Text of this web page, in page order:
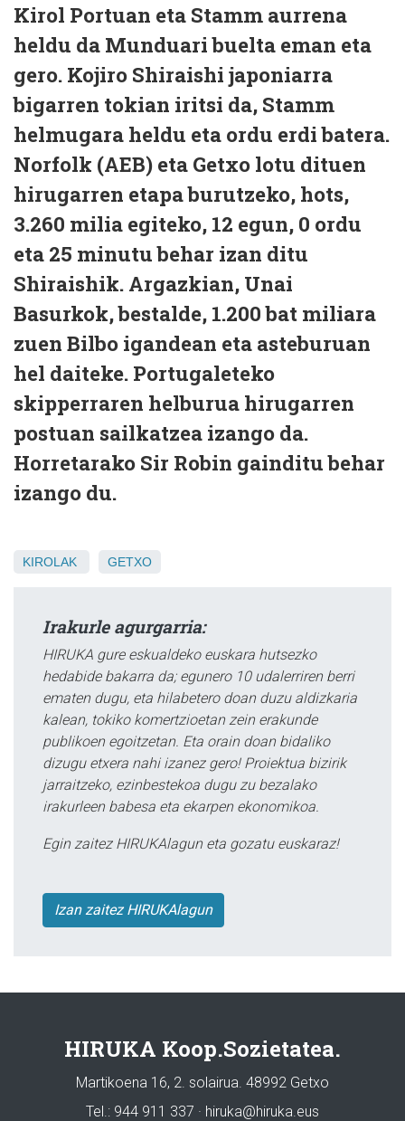
Kirol Portuan eta Stamm aurrena
heldu da Munduari buelta eman eta
gero. Kojiro Shiraishi japoniarra
bigarren tokian iritsi da, Stamm
helmugara heldu eta ordu erdi batera.
Norfolk (AEB) eta Getxo lotu dituen
hirugarren etapa burutzeko, hots,
3.260 milia egiteko, 12 egun, 0 ordu
eta 25 minutu behar izan ditu
Shiraishik. Argazkian, Unai
Basurkok, bestalde, 1.200 bat miliara
zuen Bilbo igandean eta asteburuan
hel daiteke. Portugaleteko
skipperraren helburua hirugarren
postuan sailkatzea izango da.
Horretarako Sir Robin gainditu behar
izango du.
KIROLAK GETXO
Irakurle agurgarria:
HIRUKA gure eskualdeko euskara hutsezko
hedabide bakarra da; egunero 10 udalerriren berri
ematen dugu, eta hilabetero doan duzu aldizkaria
kalean, tokiko komertzioetan zein erakunde
publikoen egoitzetan. Eta orain doan bidaliko
dizugu etxera nahi izanez gero! Proiektua bizirik
jarraitzeko, ezinbestekoa dugu zu bezalako
irakurleen babesa eta ekarpen ekonomikoa.
Egin zaitez HIRUKAlagun eta gozatu euskaraz!
Izan zaitez HIRUKAlagun
HIRUKA Koop.Sozietatea.
Martikoena 16, 2. solairua. 48992 Getxo
Tel.: 944 911 337 · hiruka@hiruka.eus